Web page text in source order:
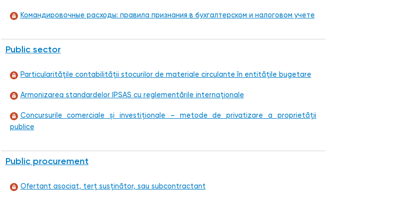
Командировочные расходы: правила признания в бухгалтерском и налоговом учете
Public sector
Particularitățile contabilității stocurilor de materiale circulante în entitățile bugetare
Armonizarea standardelor IPSAS cu reglementările internaționale
Concursurile comerciale și investiționale – metode de privatizare a proprietății
publice
Public procurement
Ofertant asociat, terț susținător, sau subcontractant